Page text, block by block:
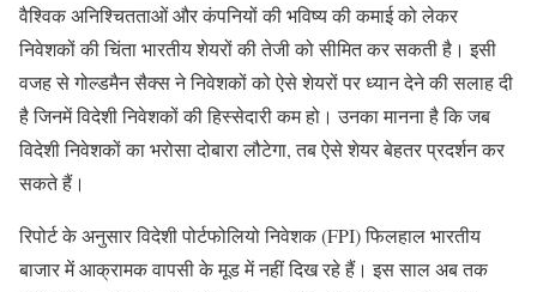
वैश्विक अनिश्चितताओं और कंपनियों की भविष्य की कमाई को लेकर
निवेशकों की चिंता भारतीय शेयरों की तेजी को सीमित कर सकती है। इसी
वजह से गोल्डमैन सैक्स ने निवेशकों को ऐसे शेयरों पर ध्यान देने की सलाह दी
है जिनमें विदेशी निवेशकों की हिस्सेदारी कम हो। उनका मानना है कि जब
विदेशी निवेशकों का भरोसा दोबारा लौटेगा, तब ऐसे शेयर बेहतर प्रदर्शन कर
सकते हैं।
रिपोर्ट के अनुसार विदेशी पोर्टफोलियो निवेशक (FPI) फिलहाल भारतीय
बाजार में आक्रामक वापसी के मूड में नहीं दिख रहे हैं। इस साल अब तक